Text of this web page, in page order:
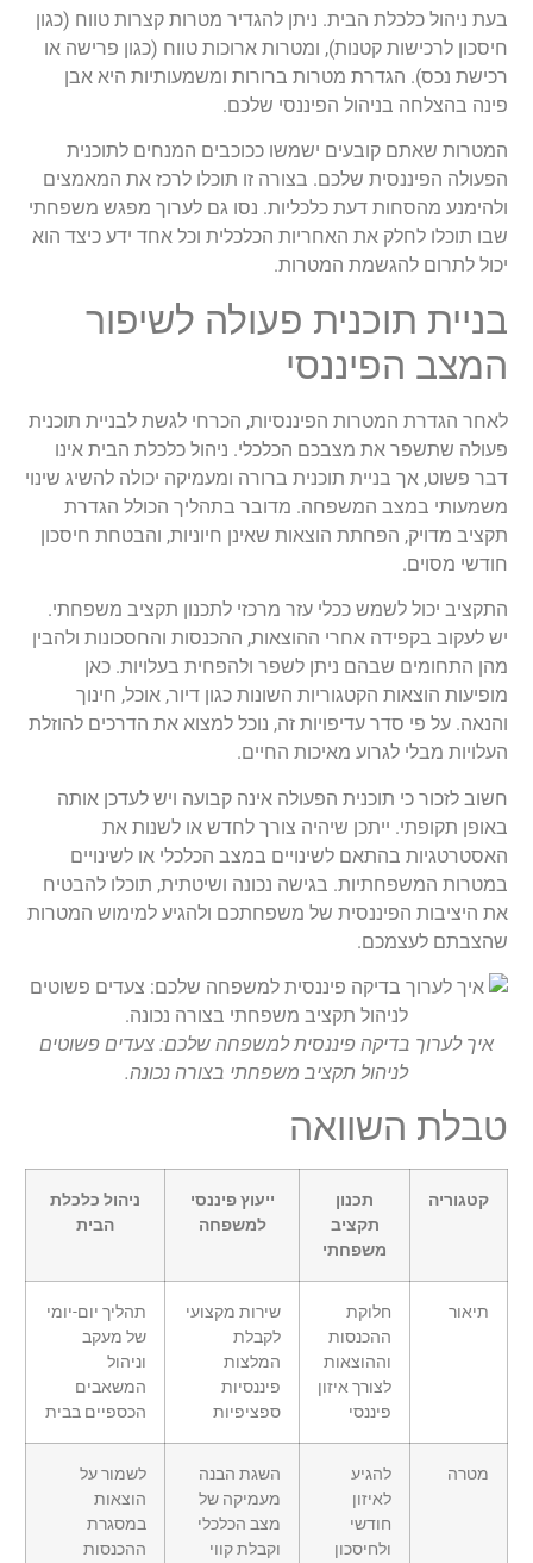
בעת ניהול כלכלת הבית. ניתן להגדיר מטרות קצרות טווח (כגון
חיסכון לרכישות קטנות), ומטרות ארוכות טווח (כגון פרישה או
רכישת נכס). הגדרת מטרות ברורות ומשמעותיות היא אבן
פינה בהצלחה בניהול הפיננסי שלכם.
המטרות שאתם קובעים ישמשו ככוכבים המנחים לתוכנית
הפעולה הפיננסית שלכם. בצורה זו תוכלו לרכז את המאמצים
ולהימנע מהסחות דעת כלכליות. נסו גם לערוך מפגש משפחתי
שבו תוכלו לחלק את האחריות הכלכלית וכל אחד ידע כיצד הוא
יכול לתרום להגשמת המטרות.
בניית תוכנית פעולה לשיפור
המצב הפיננסי
לאחר הגדרת המטרות הפיננסיות, הכרחי לגשת לבניית תוכנית
פעולה שתשפר את מצבכם הכלכלי. ניהול כלכלת הבית אינו
דבר פשוט, אך בניית תוכנית ברורה ומעמיקה יכולה להשיג שינוי
משמעותי במצב המשפחה. מדובר בתהליך הכולל הגדרת
תקציב מדויק, הפחתת הוצאות שאינן חיוניות, והבטחת חיסכון
חודשי מסוים.
התקציב יכול לשמש ככלי עזר מרכזי לתכנון תקציב משפחתי.
יש לעקוב בקפידה אחרי ההוצאות, ההכנסות והחסכונות ולהבין
מהן התחומים שבהם ניתן לשפר ולהפחית בעלויות. כאן
מופיעות הוצאות הקטגוריות השונות כגון דיור, אוכל, חינוך
והנאה. על פי סדר עדיפויות זה, נוכל למצוא את הדרכים להוזלת
העלויות מבלי לגרוע מאיכות החיים.
חשוב לזכור כי תוכנית הפעולה אינה קבועה ויש לעדכן אותה
באופן תקופתי. ייתכן שיהיה צורך לחדש או לשנות את
האסטרטגיות בהתאם לשינויים במצב הכלכלי או לשינויים
במטרות המשפחתיות. בגישה נכונה ושיטתית, תוכלו להבטיח
את היציבות הפיננסית של משפחתכם ולהגיע למימוש המטרות
שהצבתם לעצמכם.
איך לערוך בדיקה פיננסית למשפחה שלכם: צעדים פשוטים
לניהול תקציב משפחתי בצורה נכונה.
טבלת השוואה
קטגוריה
תכנון
תקציב
משפחתי
ייעוץ פיננסי
למשפחה
ניהול כלכלת
הבית
תיאור
חלוקת
ההכנסות
וההוצאות
לצורך איזון
פיננסי
שירות מקצועי
לקבלת
המלצות
פיננסיות
ספציפיות
תהליך יום-יומי
של מעקב
וניהול
המשאבים
הכספיים בבית
מטרה
להגיע
לאיזון
חודשי
ולחיסכון
השגת הבנה
מעמיקה של
מצב הכלכלי
וקבלת קווי
לשמור על
הוצאות
במסגרת
ההכנסות